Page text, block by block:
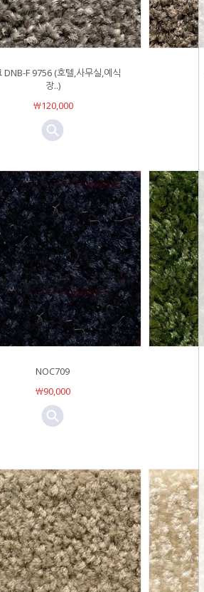
DNB-F 9756 (호텔,사무실,예식
장..)
￦120,000
NOC709
￦90,000